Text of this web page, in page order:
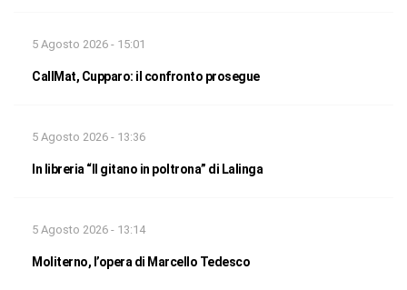
5 Agosto 2026 - 15:01
CallMat, Cupparo: il confronto prosegue
5 Agosto 2026 - 13:36
In libreria “Il gitano in poltrona” di Lalinga
5 Agosto 2026 - 13:14
Moliterno, l’opera di Marcello Tedesco